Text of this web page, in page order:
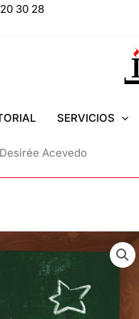
30 28
SERVICIOS
Acevedo